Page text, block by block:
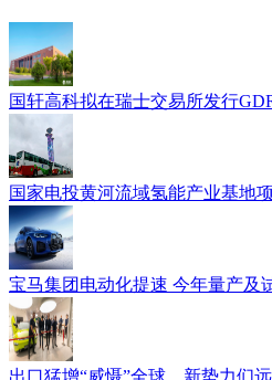
国轩高科拟在瑞士交易所发行
国家电投黄河流域氢能产业基地
宝马集团电动化提速 今年量产及